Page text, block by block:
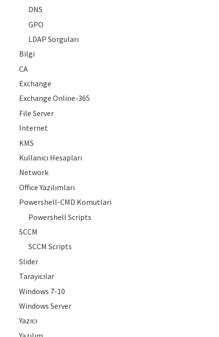
DNS
GPO
LDAP Sorguları
Bilgi
CA
Exchange
Exchange Online-365
File Server
Internet
KMS
Kullanıcı Hesapları
Network
Office Yazılımları
Powershell-CMD Komutlari
Powershell Scripts
SCCM
SCCM Scripts
Slider
Tarayıcılar
Windows 7-10
Windows Server
Yazıcı